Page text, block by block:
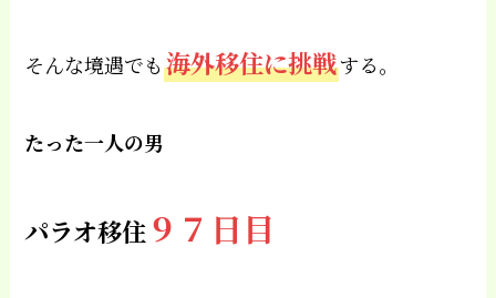
そんな境遇でも海外移住に挑戦する。
たった一人の男
パラオ移住９７ 日目